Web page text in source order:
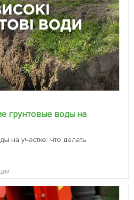
грунтовые воды на
на участке: что делать